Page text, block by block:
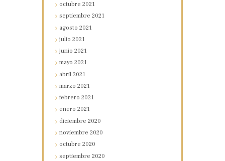
octubre2021
septiembre2021
agosto2021
julio2021
junio2021
mayo2021
abril2021
marzo2021
febrero2021
enero2021
diciembre2020
noviembre2020
octubre2020
septiembre2020